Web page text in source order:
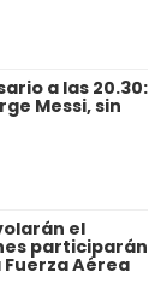
a las 20.30:
Messi, sin
el
participarán
Aérea